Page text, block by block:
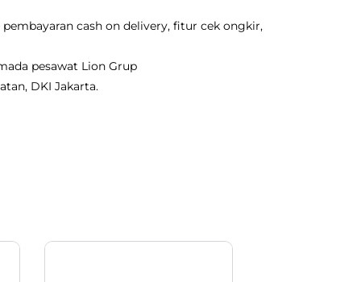
cash on delivery, fitur cek ongkir,
pesawat Lion Grup
DKI Jakarta.